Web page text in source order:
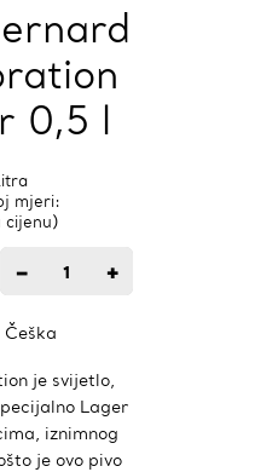
0,5 l
mjeri:
cijenu)
− 1 +
Češka
je svijetlo,
Lager
iznimnog
je ovo pivo